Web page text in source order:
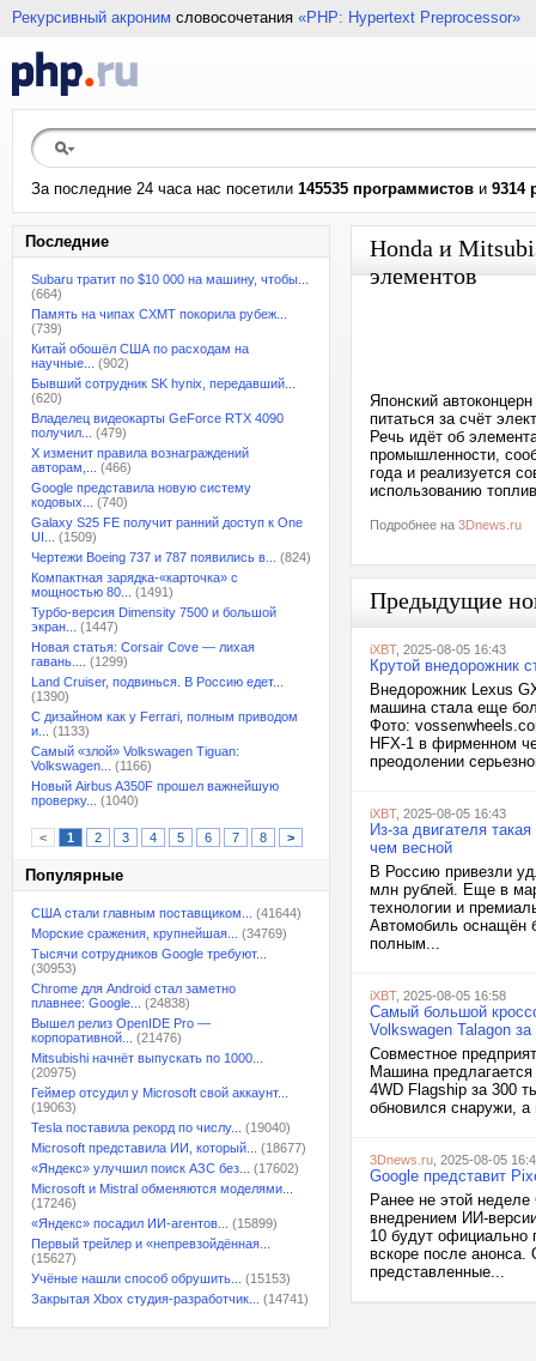
Рекурсивный акроним словосочетания «PHP: Hypertext Preprocessor»
За последние 24 часа нас посетили 145535 программистов и 9314
Последние
Subaru тратит по $10 000 на машину, чтобы...
(664)
Память на чипах CXMT покорила рубеж...
(739)
Китай обошёл США по расходам на
научные...
(902)
Бывший сотрудник SK hynix, передавший...
(620)
Владелец видеокарты GeForce RTX 4090
получил...
(479)
X изменит правила вознаграждений
авторам,...
(466)
Google представила новую систему
кодовых...
(740)
Galaxy S25 FE получит ранний доступ к One
UI...
(1509)
Чертежи Boeing 737 и 787 появились в...
(824)
Компактная зарядка-«карточка» с
мощностью 80...
(1491)
Турбо-версия Dimensity 7500 и большой
экран...
(1447)
Новая статья: Corsair Cove — лихая
гавань....
(1299)
Land Cruiser, подвинься. В Россию едет...
(1390)
С дизайном как у Ferrari, полным приводом
и...
(1133)
Самый «злой» Volkswagen Tiguan:
Volkswagen...
(1166)
Новый Airbus A350F прошел важнейшую
проверку...
(1040)
< 1 2 3 4 5 6 7 8 >
Популярные
США стали главным поставщиком...
(41644)
Морские сражения, крупнейшая...
(34769)
Тысячи сотрудников Google требуют...
(30953)
Chrome для Android стал заметно
плавнее: Google...
(24838)
Вышел релиз OpenIDE Pro —
корпоративной...
(21476)
Mitsubishi начнёт выпускать по 1000...
(20975)
Геймер отсудил у Microsoft свой аккаунт...
(19063)
Tesla поставила рекорд по числу...
(19040)
Microsoft представила ИИ, который...
(18677)
«Яндекс» улучшил поиск АЗС без...
(17602)
Microsoft и Mistral обменяются моделями...
(17246)
«Яндекс» посадил ИИ-агентов...
(15899)
Первый трейлер и «непревзойдённая...
(15627)
Учёные нашли способ обрушить...
(15153)
Закрытая Xbox студия-разработчик...
(14741)
Honda и
элементов
Японский
питаться за счёт
Речь идёт об
промышленности,
года и реализуется
использованию
Подробнее на 3Dnews.ru
Предыдущие
iXBT, 2025-08-05 16:43
Крутой внедорожник
Внедорожник Lexus
машина стала еще
Фото:
HFX-1 в фирменном
преодолении
iXBT, 2025-08-05 16:43
Из-за двигателя
чем весной
В Россию привезли
млн рублей. Еще в
технологии и
Автомобиль оснащён
полным...
iXBT, 2025-08-05 16:58
Самый большой
Volkswagen Talagon
Совместное
Машина
4WD Flagship за 300
обновился снаружи, а
3Dnews.ru , 2025-08-05
Google представит
Ранее не этой
внедрением ИИ-
10 будут официально
вскоре после анонса.
представленные...